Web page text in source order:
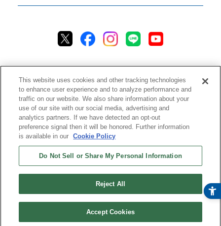
プライバシーポリシー クッキーポリシー
アクセシビリティ
ご利用規約
情報セキュリティ方針
ソーシャルメディア利用方針
ストアご利用規約 配送ポリシー
返品＆返金ポリシー
ストアFAQ
Copyright © TIGER CORPORATION
This website uses cookies and other tracking technologies
to enhance user experience and to analyze performance and
traffic on our website. We also share information about your
use of our site with our social media, advertising and
analytics partners. If we have detected an opt-out
preference signal then it will be honored. Further information
is available in our
Cookie Policy
Do Not Sell or Share My Personal Information
Reject All
Accept Cookies